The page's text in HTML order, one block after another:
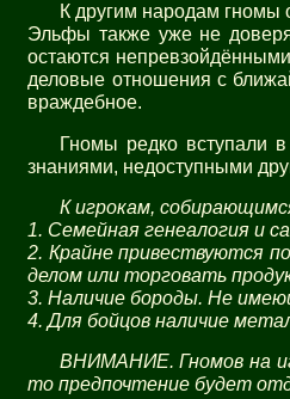
К другим народам гномы
Эльфы также уже не
остаются
деловые отношения с
враждебное.
Гномы редко вступали
знаниями, недоступными
К игрокам,
1. Семейная генеалогия и
2. Крайне привествуются
делом или торговать
3. Наличие бороды. Не
4. Для бойцов наличие
ВНИМАНИЕ. Гномов на
то предпочтение будет